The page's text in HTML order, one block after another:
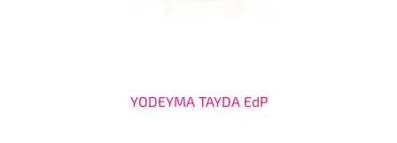
YODEYMA TAYDA EdP